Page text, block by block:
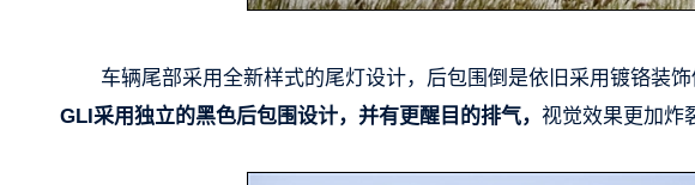
车辆尾部采用全新样式的尾灯设计，后包围倒是依旧采用镀铬装
GLI采用独立的黑色后包围设计，并有更醒目的排气， 视觉效果更加炸